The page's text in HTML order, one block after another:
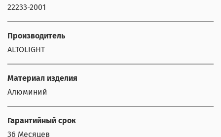
22233-2001
Производитель
ALTOLIGHT
Материал изделия
Алюминий
Гарантийный срок
36 Месяцев